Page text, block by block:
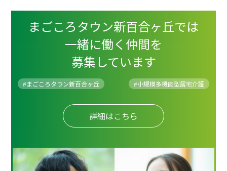
まごころタウン新百合ヶ丘では
一緒に働く仲間を
募集しています
#まごころタウン新百合ヶ丘 #小規模多機能型居宅介護
詳細はこちら